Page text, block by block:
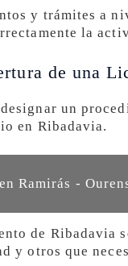
y trámites a
la
de una
un
en Ribadavia.
Ramirás -
de Ribadavia
y otros que